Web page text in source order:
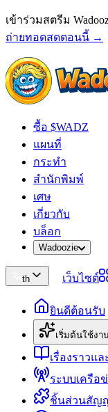
เข้าร่วมสตรีม
ถ่ายทอดสดตอนนี้ →
ซื้อ $WADZ
แผนที่
กระทำ
สำนักพิมพ์
เศษ
เกี่ยวกับ
บล็อก
Wadoozie
th เว็บไซต์
ยินดีต้อนรับ
เริ่มต้นใช้งา
เรื่องราวแ
ระบบเครือ
ชิ้นส่วนสัญ